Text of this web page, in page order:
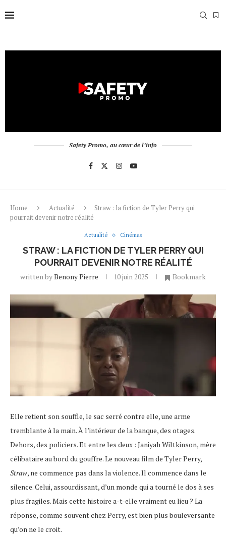
Safety Promo, au cœur de l’info
Home Actualité
Straw : la fiction de Tyler Perry qui
pourrait devenir notre réalité
Actualité Cinémas
STRAW : LA FICTION DE TYLER PERRY QUI
POURRAIT DEVENIR NOTRE RÉALITÉ
written byBenony Pierre 10 juin 2025 Bookmark
Elle retient son souffle, le sac serré contre elle, une arme
tremblante à la main. À l’intérieur de la banque, des otages.
Dehors, des policiers. Et entre les deux : Janiyah Wiltkinson, mère
célibataire au bord du gouffre. Le nouveau film de Tyler Perry,
Straw, ne commence pas dans la violence. Il commence dans le
silence. Celui, assourdissant, d’un monde qui a tourné le dos à ses
plus fragiles. Mais cette histoire a-t-elle vraiment eu lieu ? La
réponse, comme souvent chez Perry, est bien plus bouleversante
qu’on ne le croit.